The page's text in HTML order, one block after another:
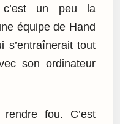
c’est un peu la
équipe de Hand
s’entraînerait tout
son ordinateur
fou. C’est